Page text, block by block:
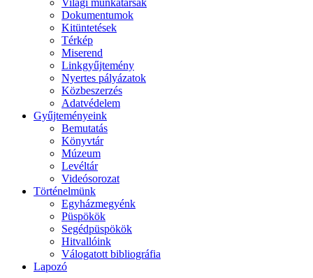
Világi munkatársak
Dokumentumok
Kitüntetések
Térkép
Miserend
Linkgyűjtemény
Nyertes pályázatok
Közbeszerzés
Adatvédelem
Gyűjteményeink
Bemutatás
Könyvtár
Múzeum
Levéltár
Videósorozat
Történelmünk
Egyházmegyénk
Püspökök
Segédpüspökök
Hitvallóink
Válogatott bibliográfia
Lapozó